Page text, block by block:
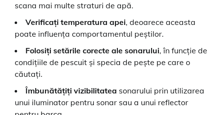
scana mai multe straturi de apă.
Verificați temperatura apei, deoarece aceasta
poate influența comportamentul peștilor.
Folosiți setările corecte ale sonarului, în funcție de
condițiile de pescuit și specia de pește pe care o
căutați.
Îmbunătățiți vizibilitatea sonarului prin utilizarea
unui iluminator pentru sonar sau a unui reflector